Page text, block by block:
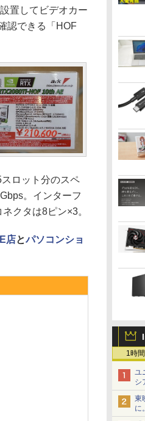
1時間
ユ
シ
シ
東
に
置してビデオカー
認できる「HOF
ロット分のスペ
。インターフ
クタは8ピン×3。
店とパソコンショ